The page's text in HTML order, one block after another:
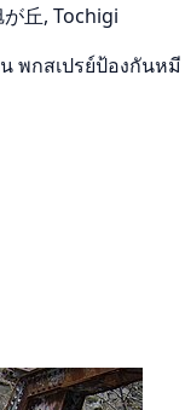
丘, Tochigi
พกสเปรย์ป้องกันห